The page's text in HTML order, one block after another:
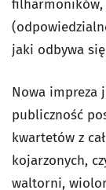
filharmoników,
jaki odbywa
Nowa impreza
publiczność
kwartetów z
kojarzonych,
waltorni,